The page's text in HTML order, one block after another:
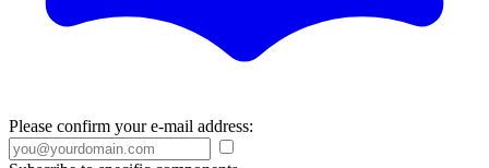
Please confirm your e-mail address: